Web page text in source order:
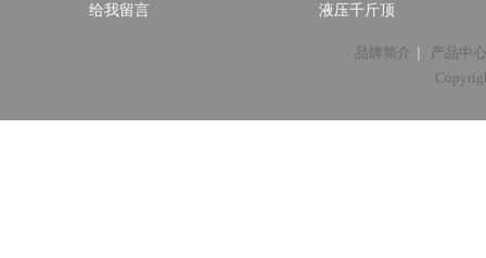
给我留言
液压千斤顶
品牌简介 |
产品中心